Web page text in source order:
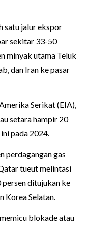
satu jalur ekspor
sekitar 33-50
minyak utama Teluk
dan Iran ke pasar
Serikat (EIA),
setara hampir 20
pada 2024.
perdagangan gas
tueut melintasi
ditujukan ke
Korea Selatan.
blokade atau